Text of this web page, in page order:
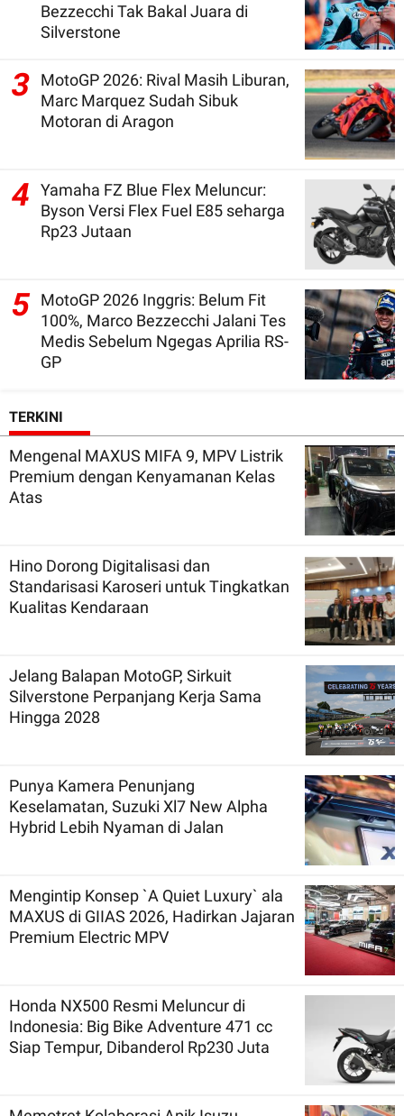
Bezzecchi Tak Bakal Juara di
Silverstone
3
MotoGP 2026: Rival Masih Liburan,
Marc Marquez Sudah Sibuk
Motoran di Aragon
4
Yamaha FZ Blue Flex Meluncur:
Byson Versi Flex Fuel E85 seharga
Rp23 Jutaan
5 MotoGP 2026 Inggris: Belum Fit
100%, Marco Bezzecchi Jalani Tes
Medis Sebelum Ngegas Aprilia RS-
GP
TERKINI
Mengenal MAXUS MIFA 9, MPV Listrik
Premium dengan Kenyamanan Kelas
Atas
Hino Dorong Digitalisasi dan
Standarisasi Karoseri untuk Tingkatkan
Kualitas Kendaraan
Jelang Balapan MotoGP, Sirkuit
Silverstone Perpanjang Kerja Sama
Hingga 2028
Punya Kamera Penunjang
Keselamatan, Suzuki Xl7 New Alpha
Hybrid Lebih Nyaman di Jalan
Mengintip Konsep `A Quiet Luxury` ala
MAXUS di GIIAS 2026, Hadirkan Jajaran
Premium Electric MPV
Honda NX500 Resmi Meluncur di
Indonesia: Big Bike Adventure 471 cc
Siap Tempur, Dibanderol Rp230 Juta